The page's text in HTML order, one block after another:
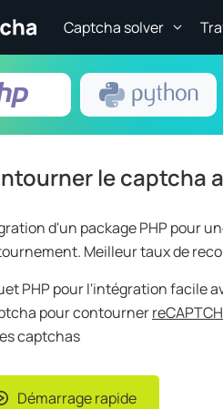
Captcha solver
le captcha
d'un package PHP pour
Meilleur taux de
PHP pour l'intégration facile
pour contourner
captchas
Démarrage rapide